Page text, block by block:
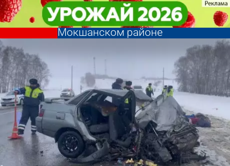
Вынесен приговор виновнику
ДТП с 2 погибшими в
Мокшанском районе
Криминал Вынесен приговор виновнику
ДТП с 2 погибшими в
Мокшанском районе
Криминал
Другие новости
по теме
Погода и курсы
валют в Пензе